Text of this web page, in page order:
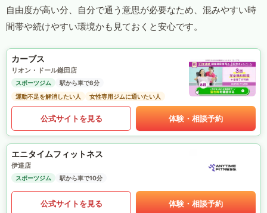
自由度が高い分、自分で通う意思が必要なため、混みやすい時
間帯や続けやすい環境かも見ておくと安心です。
カーブス
リオン・ドール鎌田店
スポーツジム
駅から車で8分
運動不足を解消したい人
女性専用ジムに通いたい人
公式サイトを見る 体験・相談予約
エニタイムフィットネス
伊達店
スポーツジム 駅から車で10分
公式サイトを見る 体験・相談予約